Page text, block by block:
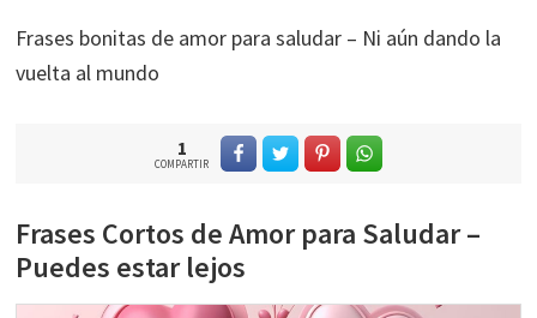
Frases bonitas de amor para saludar – Ni aún dando la
vuelta al mundo
1
COMPARTIR
Frases Cortos de Amor para Saludar –
Puedes estar lejos